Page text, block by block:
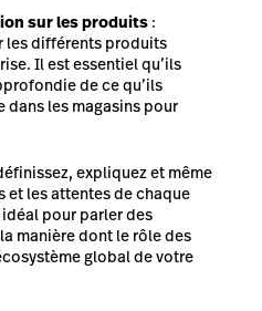
sur les produits :
les différents produits
Il est essentiel qu’ils
de ce qu’ils
dans les magasins pour
expliquez et même
et les attentes de chaque
pour parler des
manière dont le rôle des
global de votre